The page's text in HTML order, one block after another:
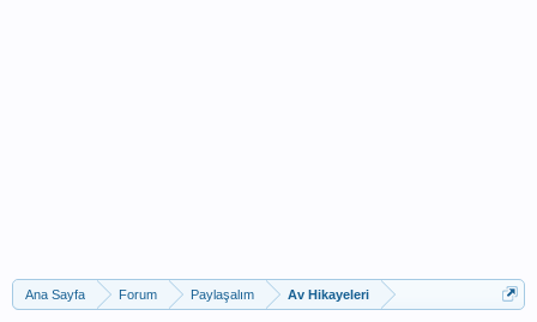
Ana Sayfa Forum Paylaşalım Av Hikayeleri